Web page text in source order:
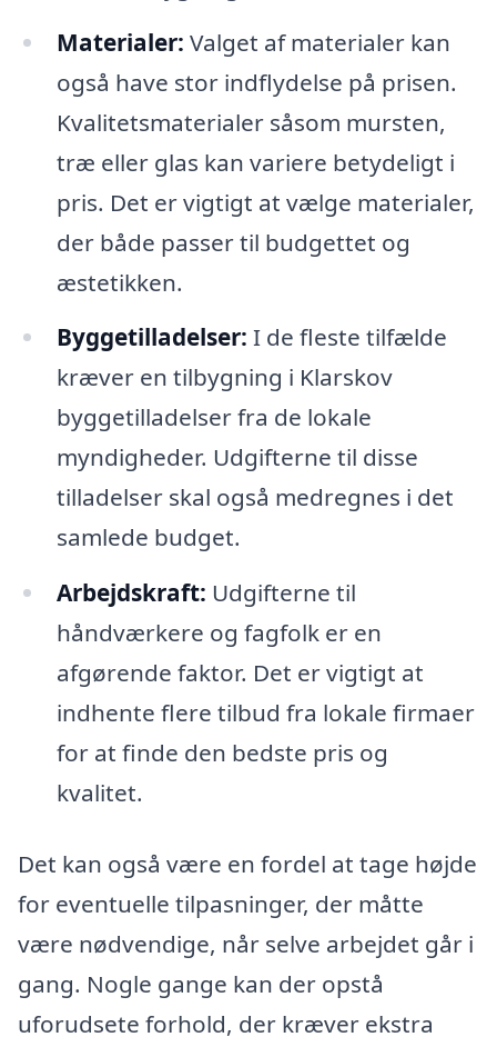
Materialer: Valget af materialer kan
også have stor indflydelse på prisen.
Kvalitetsmaterialer såsom mursten,
træ eller glas kan variere betydeligt i
pris. Det er vigtigt at vælge materialer,
der både passer til budgettet og
æstetikken.
Byggetilladelser: I de fleste tilfælde
kræver en tilbygning i Klarskov
byggetilladelser fra de lokale
myndigheder. Udgifterne til disse
tilladelser skal også medregnes i det
samlede budget.
Arbejdskraft: Udgifterne til
håndværkere og fagfolk er en
afgørende faktor. Det er vigtigt at
indhente flere tilbud fra lokale firmaer
for at finde den bedste pris og
kvalitet.
Det kan også være en fordel at tage højde
for eventuelle tilpasninger, der måtte
være nødvendige, når selve arbejdet går i
gang. Nogle gange kan der opstå
uforudsete forhold, der kræver ekstra